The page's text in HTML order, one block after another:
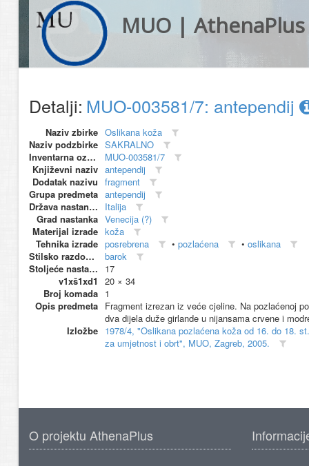
MUO | AthenaPlus
Detalji: MUO-003581/7: antependij
Naziv zbirke Oslikana koža
Naziv podzbirke SAKRALNO
Inventarna oznaka
MUO-003581/7
Književni naziv antependij
Dodatak nazivu fragment
Grupa predmeta antependij
Država nastanka
Italija
Grad nastanka Venecija (?)
Materijal izrade koža
Tehnika izrade posrebrena • pozlaćena • oslikana
Stilsko razdoblje
barok
Stoljeće nastanka
17
v1xš1xd1
20 × 34
Broj komada 1
Opis predmeta Fragment izrezan iz veće cjeline. Na pozlaćenoj
dva dijela duže girlande u nijansama crvene i
Izložbe 1978/4, "Oslikana pozlaćena koža od 16. do 18.
za umjetnost i obrt", MUO, Zagreb, 2005.
O projektu AthenaPlus